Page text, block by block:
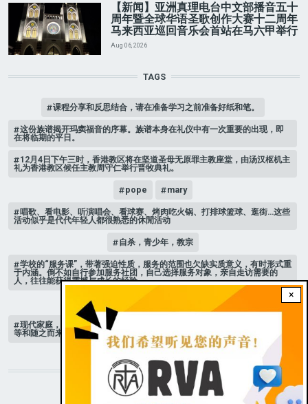
×
【新闻】亚洲真理电台中文部播音五十
周年暨全球华语圣歌创作大赛十二周年
马来西亚巡回音乐会首站在马六甲举行
Aug 06, 2026
TAGS
课程分享和反思结合，请在准备学习之前准备好纸和笔。
这份族谱揭开玛窦福音的序幕。族谱本身在礼仪中有一次重要的出现，即
在将临期的平日。
12月4日下午三时，香港教区将在坚道圣母无原罪主教座堂，由汤汉枢机主
礼为香港教区候任主教周守仁举行晋牧典礼。
pope mary
唱歌、看电影、听演唱会、看球赛、烤肉吃火锅、打排球篮球、逛街…这些
活动似乎是代代年轻人都很熟悉的休閒活动
自杀，青少年，教宗
学校的“服务课”，带著强迫性质，服务的范围也欠缺实质意义，有时形式重
于内涵。倒不如自行参加服务社团，自己选择服务对象，亲自走访需要的
人，往往能获得震撼与成长的经验。
现代家庭，子女或许都是宝贝，不公平的待遇显得比较少，但隐性的不平
等和随之而来的身心压力却仍旧挥之不去。
STAY CONNECTED WITH US!